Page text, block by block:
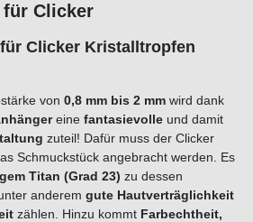
für Clicker
für Clicker Kristalltropfen
von 0,8 mm bis 2 mm wird dank
eine fantasievolle und damit
zuteil! Dafür muss der Clicker
Schmuckstück angebracht werden. Es
Titan (Grad 23) zu dessen
anderem gute Hautverträglichkeit
zählen. Hinzu kommt Farbechtheit,